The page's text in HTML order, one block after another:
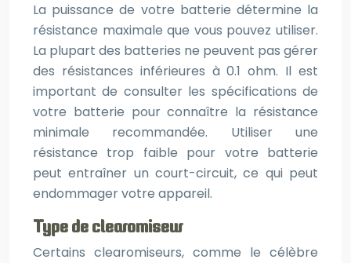
La puissance de votre batterie détermine la
résistance maximale que vous pouvez utiliser.
La plupart des batteries ne peuvent pas gérer
des résistances inférieures à 0.1 ohm. Il est
important de consulter les spécifications de
votre batterie pour connaître la résistance
minimale recommandée. Utiliser une
résistance trop faible pour votre batterie
peut entraîner un court-circuit, ce qui peut
endommager votre appareil.
Type de clearomiseur
Certains clearomiseurs, comme le célèbre